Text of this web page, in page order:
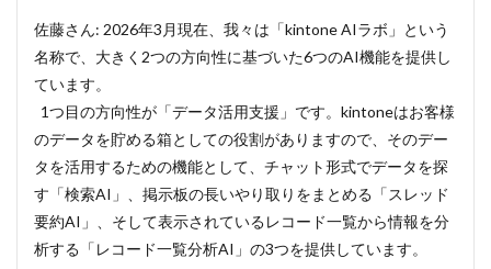
リテ
ラシ
ーに
依存
しな
設計
思想
と
UI/UX
への
こだ
佐藤さん: 2026年3月現在、我々は「kintone AIラボ」という
名称で、大きく2つの方向性に基づいた6つのAI機能を提供し
ています。
1つ目の方向性が「データ活用支援」です。kintoneはお客様
のデータを貯める箱としての役割がありますので、そのデー
タを活用するための機能として、チャット形式でデータを探
す「検索AI」、掲示板の長いやり取りをまとめる「スレッド
要約AI」、そして表示されているレコード一覧から情報を分
析する「レコード一覧分析AI」の3つを提供しています。